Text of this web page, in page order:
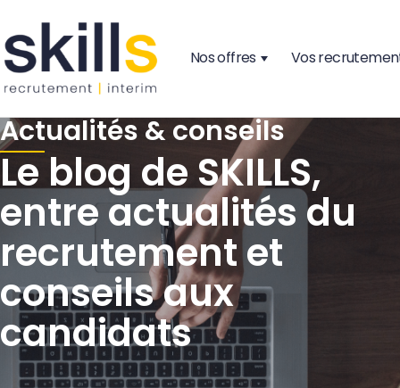
Nos offres Vos
Actualités & conseils
Le blog de SKILLS,
entre actualités du
recrutement et
conseils aux
candidats